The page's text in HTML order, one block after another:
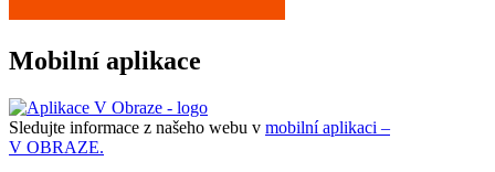
Mobilní aplikace
Sledujte informace z našeho webu v mobilní aplikaci –
V OBRAZE.